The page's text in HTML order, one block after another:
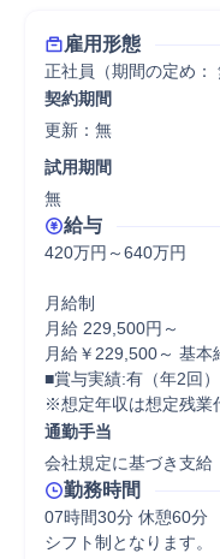
雇用形態
正社員（期間の定め：
契約期間
更新：無
試用期間
無
給与
420万円～640万円
月給制
月給 229,500円～
月給￥229,500～ 基本
■賞与実績:有（年2回）
※想定年収は想定残業
通勤手当
会社規定に基づき支給
勤務時間
07時間30分 休憩60分
シフト制となります。